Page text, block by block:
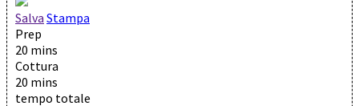
Salva Stampa
Prep
20 mins
Cottura
20 mins
tempo totale